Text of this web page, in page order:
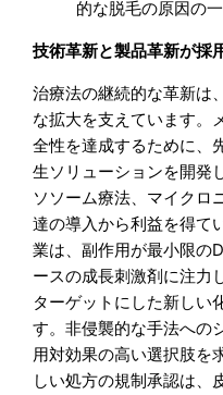
的な脱毛の原因の一
技術革新と製品革新が採
治療法の継続的な革新は
な拡大を支えています。
全性を達成するために、
生ソリューションを開発
ソソーム療法、マイクロ
達の導入から利益を得て
業は、副作用が最小限の
ースの成長刺激剤に注力
ターゲットにした新しい
す。非侵襲的な手法への
用対効果の高い選択肢を
しい処方の規制承認は、